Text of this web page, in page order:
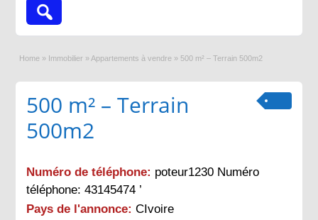
Home » Immobilier » Appartements à vendre » 500 m² – Terrain 500m2
500 m² – Terrain
500m2
Numéro de téléphone: poteur1230 Numéro
téléphone: 43145474 ’
Pays de l'annonce: CIvoire